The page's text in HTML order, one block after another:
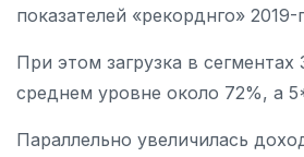
показателей «рекорднго» 2019-
При этом загрузка в
среднем уровне около 72%, а
Параллельно увеличилась